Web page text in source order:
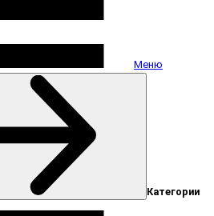
Меню
Категории